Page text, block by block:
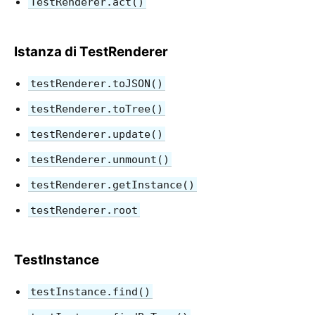
Istanza di TestRenderer
testRenderer.toJSON()
testRenderer.toTree()
testRenderer.update()
testRenderer.unmount()
testRenderer.getInstance()
testRenderer.root
TestInstance
testInstance.find()
CONTRIBUIRE
Come Contribuire
Panoramica sul Codice
Note sull'Implementazione
FAQ
AJAX ed APIs
Passare Funzioni ai Componenti
Stili e CSS